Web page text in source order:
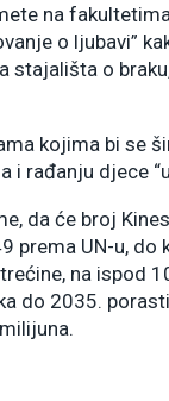
na
o ljubavi”
stajališta o
kojima bi se
i rađanju djece
da će broj
prema UN-u, do
na ispod
do 2035.